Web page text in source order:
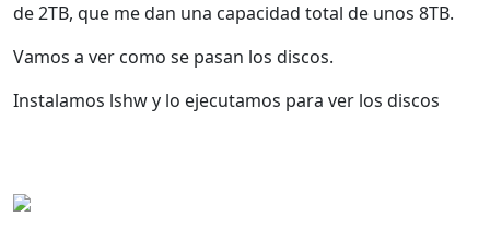
de 2TB, que me dan una capacidad total de unos 8TB.
Vamos a ver como se pasan los discos.
Instalamos lshw y lo ejecutamos para ver los discos